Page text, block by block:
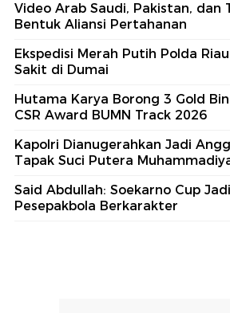
Video Arab Saudi, Pakistan, dan
Bentuk Aliansi Pertahanan
Ekspedisi Merah Putih Polda
Sakit di Dumai
Hutama Karya Borong 3 Gold
CSR Award BUMN Track 2026
Kapolri Dianugerahkan Jadi
Tapak Suci Putera
Said Abdullah: Soekarno Cup
Pesepakbola Berkarakter